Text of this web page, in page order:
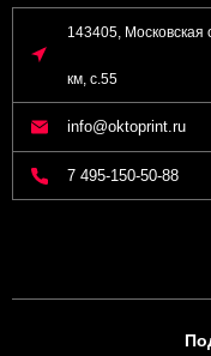
143405, Московская
км, с.55
info@oktoprint.ru
7 495-150-50-88